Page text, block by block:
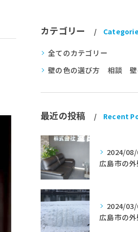
カテゴリー
全てのカテゴリー
壁の色の選び方 相談 壁
最近の投稿 Recent
2024/
2024/